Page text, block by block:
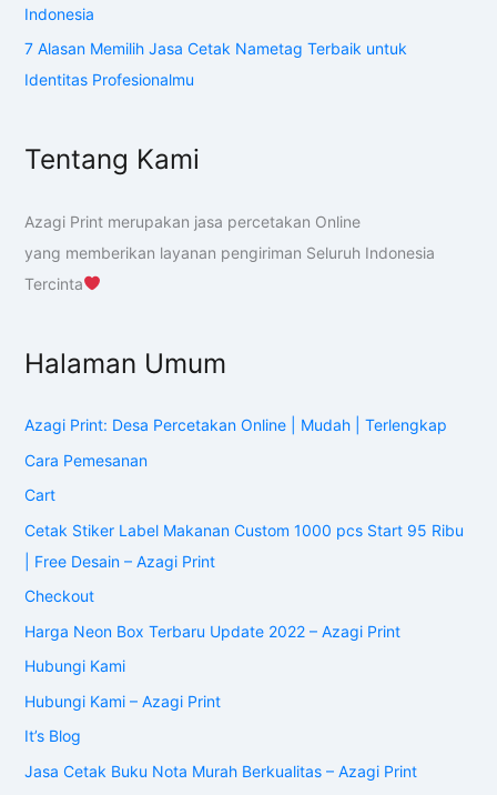
Indonesia
7 Alasan Memilih Jasa Cetak Nametag Terbaik untuk
Identitas Profesionalmu
Tentang Kami
Azagi Print merupakan jasa percetakan Online
yang memberikan layanan pengiriman Seluruh Indonesia
Tercinta
Halaman Umum
Azagi Print: Desa Percetakan Online | Mudah | Terlengkap
Cara Pemesanan
Cart
Cetak Stiker Label Makanan Custom 1000 pcs Start 95 Ribu
| Free Desain – Azagi Print
Checkout
Harga Neon Box Terbaru Update 2022 – Azagi Print
Hubungi Kami
Hubungi Kami – Azagi Print
It’s Blog
Jasa Cetak Buku Nota Murah Berkualitas – Azagi Print